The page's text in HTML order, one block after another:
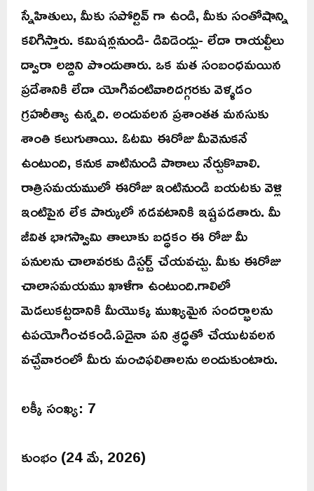
స్నేహితులు, మీకు సపోర్టివ్ గా ఉండి, మీకు సంతోషాన్ని
కలిగిస్తారు. కమిషన్లనుండి- డివిడెండ్లు- లేదా రాయల్టీలు
ద్వారా లబ్దిని పొందుతారు. ఒక మత సంబంధమయిన
ప్రదేశానికి లేదా యోగివంటివారిదగ్గరకు వెళ్ళడం
గ్రహరీత్యా ఉన్నది. అందువలన ప్రశాంతత మనసుకు
శాంతి కలుగుతాయి. ఓటమి ఈరోజు మీవెనుకనే
ఉంటుంది, కనుక వాటినుండి పాఠాలు నేర్చుకొవాలి.
రాత్రిసమయములో ఈరోజు ఇంటినుండి బయటకు వెళ్లి
ఇంటిపైన లేక పార్కులో నడవటానికి ఇష్టపడతారు. మీ
జీవిత భాగస్వామి తాలూకు బద్ధకం ఈ రోజు మీ
పనులను చాలావరకు డిస్టర్బ్ చేయవచ్చు. మీకు ఈరోజు
చాలాసమయము ఖాళీగా ఉంటుంది.గాలిలో
మెడలుకట్టడానికి మీయొక్క ముఖ్యమైన సందర్భాలను
ఉపయోగించకండి.ఏదైనా పని శ్రద్ధతో చేయుటవలన
వచ్చేవారంలో మీరు మంచిఫలితాలను అందుకుంటారు.
లక్కీ సంఖ్య: 7
కుంభం (24 మే, 2026)